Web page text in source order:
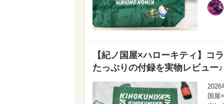
【紀ノ国屋×ハローキティ】コ
たっぷりの付録を実物レビュー♪
2026
国屋